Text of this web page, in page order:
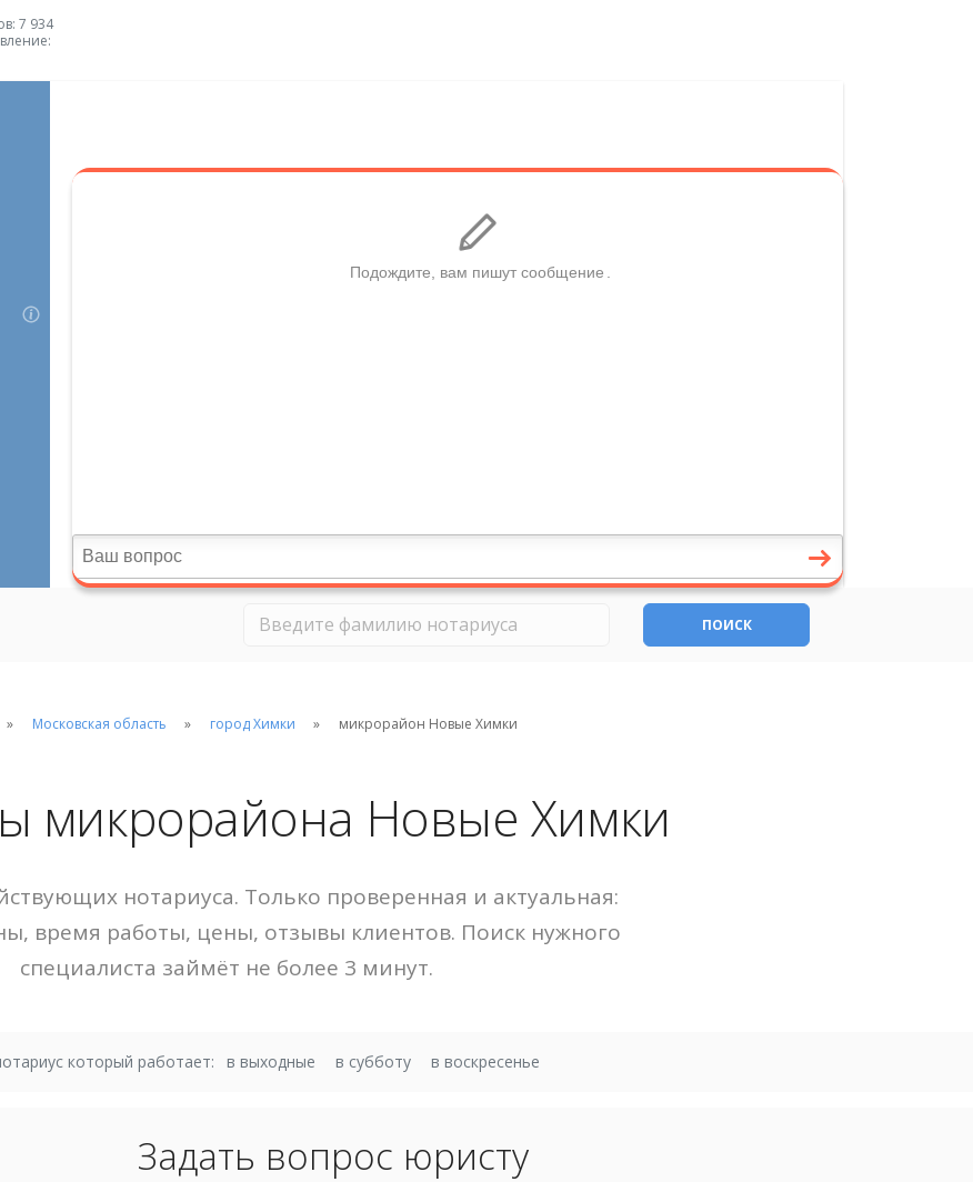
7 934
ПОИСК
Московская область город Химки микрорайон Новые Химки
микрорайона Новые Химки
нотариуса. Только проверенная и актуальная:
время работы, цены, отзывы клиентов. Поиск нужного
специалиста займёт не более 3 минут.
который работает: в выходные в субботу в воскресенье
Задать вопрос юристу